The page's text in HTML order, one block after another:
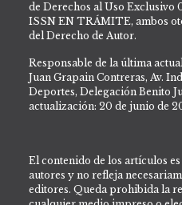
de Derechos al Uso
ISSN EN TRÁMITE, ambos
del Derecho de Autor.
Responsable de la última
Juan Grapain Contreras, Av.
Deportes, Delegación Benito
actualización: 20 de junio de
El contenido de los artículos
autores y no refleja
editores. Queda prohibida la